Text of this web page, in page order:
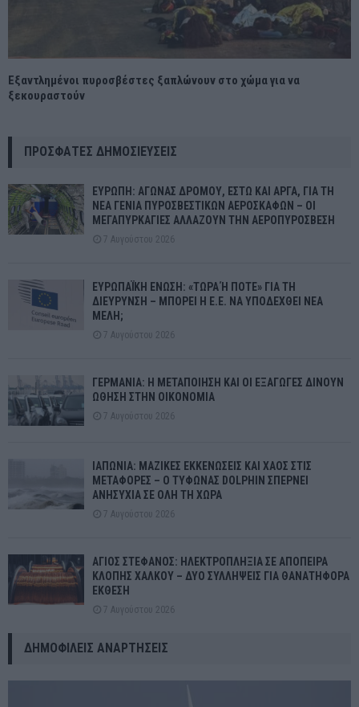
Εξαντλημένοι πυροσβέστες ξαπλώνουν στο χώμα για να
ξεκουραστούν
ΠΡΌΣΦΑΤΕΣ ΔΗΜΟΣΙΕΎΣΕΙΣ
ΕΥΡΩΠΗ: ΑΓΩΝΑΣ ΔΡΟΜΟΥ, ΕΣΤΩ ΚΑΙ ΑΡΓΑ, ΓΙΑ ΤΗ
ΝΕΑ ΓΕΝΙΑ ΠΥΡΟΣΒΕΣΤΙΚΩΝ ΑΕΡΟΣΚΑΦΩΝ – ΟΙ
ΜΕΓΑΠΥΡΚΑΓΙΕΣ ΑΛΛΑΖΟΥΝ ΤΗΝ ΑΕΡΟΠΥΡΟΣΒΕΣΗ
7 Αυγούστου 2026
ΕΥΡΩΠΑΪΚΗ ΕΝΩΣΗ: «ΤΩΡΑ Ή ΠΟΤΕ» ΓΙΑ ΤΗ
ΔΙΕΥΡΥΝΣΗ – ΜΠΟΡΕΙ Η Ε.Ε. ΝΑ ΥΠΟΔΕΧΘΕΙ ΝΕΑ
ΜΕΛΗ;
7 Αυγούστου 2026
ΓΕΡΜΑΝΙΑ: Η ΜΕΤΑΠΟΙΗΣΗ ΚΑΙ ΟΙ ΕΞΑΓΩΓΕΣ ΔΙΝΟΥΝ
ΩΘΗΣΗ ΣΤΗΝ ΟΙΚΟΝΟΜΙΑ
7 Αυγούστου 2026
ΙΑΠΩΝΙΑ: ΜΑΖΙΚΕΣ ΕΚΚΕΝΩΣΕΙΣ ΚΑΙ ΧΑΟΣ ΣΤΙΣ
ΜΕΤΑΦΟΡΕΣ – Ο ΤΥΦΩΝΑΣ DOLPHIN ΣΠΕΡΝΕΙ
ΑΝΗΣΥΧΙΑ ΣΕ ΟΛΗ ΤΗ ΧΩΡΑ
7 Αυγούστου 2026
ΑΓΙΟΣ ΣΤΕΦΑΝΟΣ: ΗΛΕΚΤΡΟΠΛΗΞΙΑ ΣΕ ΑΠΟΠΕΙΡΑ
ΚΛΟΠΗΣ ΧΑΛΚΟΥ – ΔΥΟ ΣΥΛΛΗΨΕΙΣ ΓΙΑ ΘΑΝΑΤΗΦΟΡΑ
ΕΚΘΕΣΗ
7 Αυγούστου 2026
ΔΗΜΟΦΙΛΕΊΣ ΑΝΑΡΤΉΣΕΙΣ